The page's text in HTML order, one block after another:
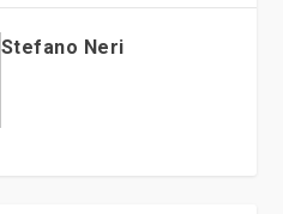
Stefano Neri